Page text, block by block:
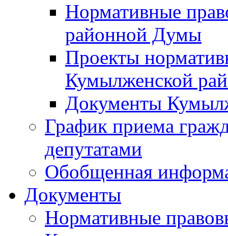
Нормативные
районной Думы
Проекты
Кумылженской
Документы
График приема
депутатами
Обобщенная
Документы
Нормативные